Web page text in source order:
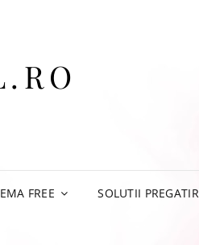
FREE SOLUTII